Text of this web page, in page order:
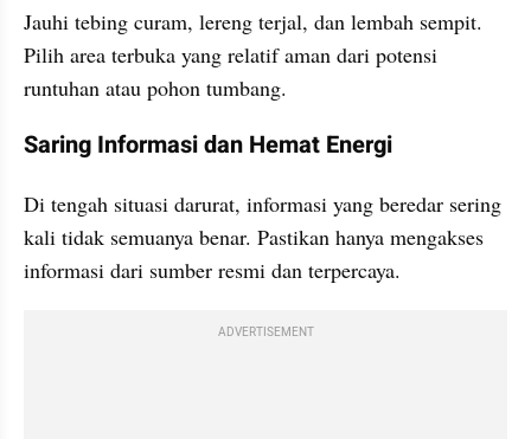
Jauhi tebing curam, lereng terjal, dan lembah sempit.
Pilih area terbuka yang relatif aman dari potensi
runtuhan atau pohon tumbang.
Saring Informasi dan Hemat Energi
Di tengah situasi darurat, informasi yang beredar sering
kali tidak semuanya benar. Pastikan hanya mengakses
informasi dari sumber resmi dan terpercaya.
ADVERTISEMENT